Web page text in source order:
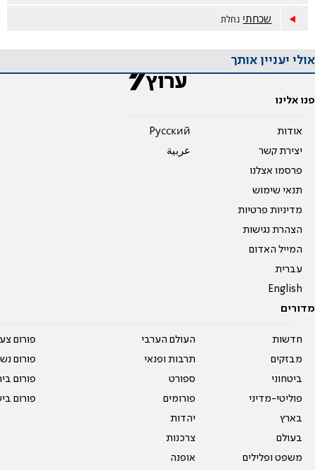
שכחתי נחלת
אולי יעניין אותך
פנו אלינו
אודות
יצירת קשר
פרסמו אצלנו
תנאי שימוש
מדיניות פרטיות
הצהרת נגישות
המייל האדום
עברית
English
Pусский
عربية
מדורים
חדשות
מבזקים
ביטחוני
פוליטי-מדיני
בארץ
בעולם
משפט ופלילים
העולם הערבי
תרבות ופנאי
ספורט
פורומים
יהדות
צרכנות
אופנה
פורום
פורום
פורום
פורום